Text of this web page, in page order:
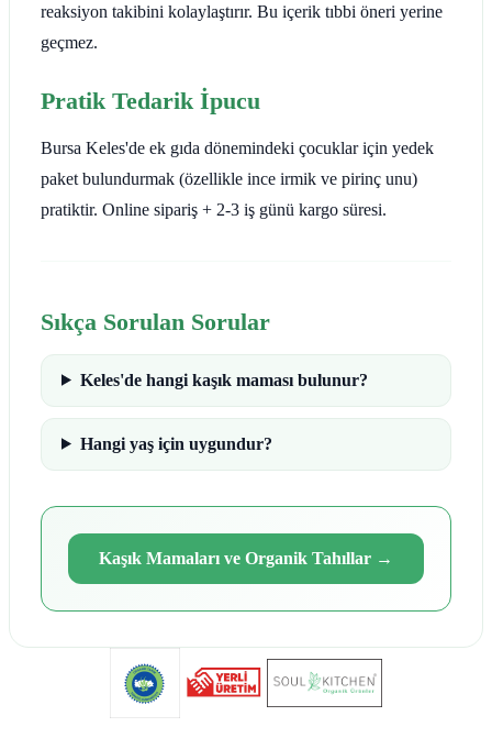
reaksiyon takibini kolaylaştırır. Bu içerik tıbbi öneri yerine
geçmez.
Pratik Tedarik İpucu
Bursa Keles'de ek gıda dönemindeki çocuklar için yedek
paket bulundurmak (özellikle ince irmik ve pirinç unu)
pratiktir. Online sipariş + 2-3 iş günü kargo süresi.
Sıkça Sorulan Sorular
Keles'de hangi kaşık maması bulunur?
Hangi yaş için uygundur?
Kaşık Mamaları ve Organik Tahıllar →